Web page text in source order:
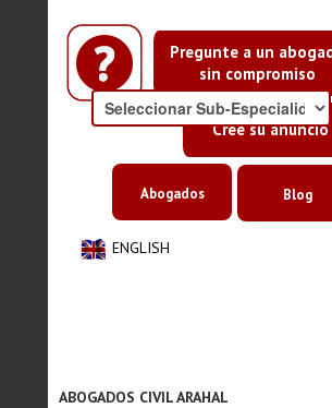
Pregunte a un
sin compromiso
Cree su anuncio
ENGLISH
Abogados Blog
ABOGADOS CIVIL ARAHAL